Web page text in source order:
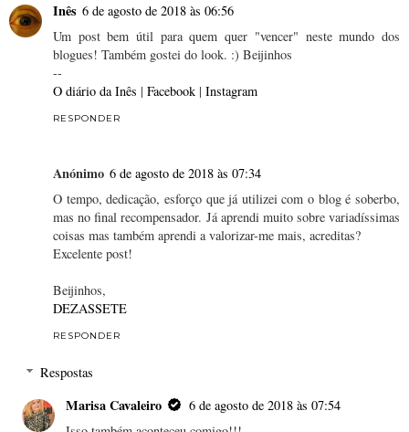
Inês 6 de agosto de 2018 às 06:56
Um post bem útil para quem quer "vencer" neste mundo dos
blogues! Também gostei do look. :) Beijinhos
--
O diário da Inês | Facebook | Instagram
RESPONDER
Anónimo 6 de agosto de 2018 às 07:34
O tempo, dedicação, esforço que já utilizei com o blog é soberbo,
mas no final recompensador. Já aprendi muito sobre variadíssimas
coisas mas também aprendi a valorizar-me mais, acreditas?
Excelente post!
Beijinhos,
DEZASSETE
RESPONDER
Respostas
Marisa Cavaleiro
6 de agosto de 2018 às 07:54